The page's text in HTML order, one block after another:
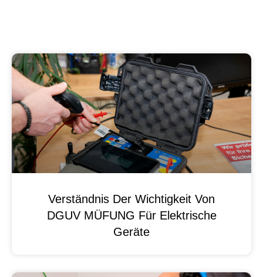
Verständnis Der Wichtigkeit Von
DGUV MÜFUNG Für Elektrische
Geräte